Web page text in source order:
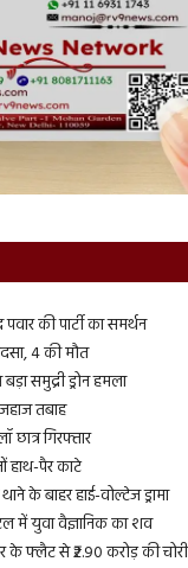
की पार्टी का समर्थन
4 की मौत
समुद्री ड्रोन हमला
तबाह
छात्र गिरफ्तार
हाथ-पैर काटे
के बाहर हाई-वोल्टेज ड्रामा
में युवा वैज्ञानिक का शव
के फ्लैट से ₹2.90 करोड़ की चोरी